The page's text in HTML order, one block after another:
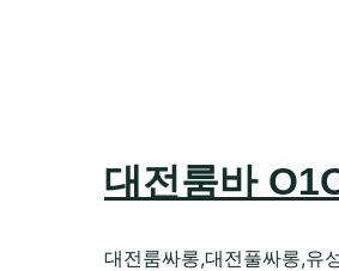
대전룸바
대전룸싸롱,대전풀싸롱,유